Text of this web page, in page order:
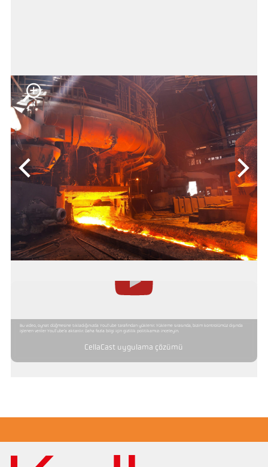
Bu video, oynat düğmesine tıkladığınızda YouTube tarafından yüklenir. Yükleme sırasında, bizim kontrolümüz dışında
işlenen veriler YouTube'a aktarılır. Daha fazla bilgi için gizlilik politikamızı inceleyin.
CellaCast uygulama çözümü